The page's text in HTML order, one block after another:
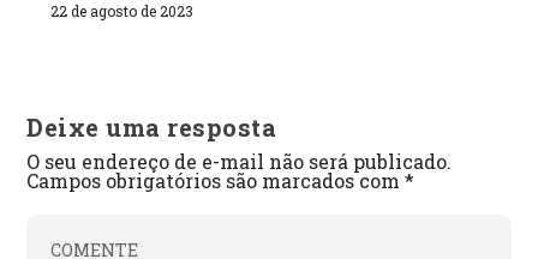
22 de agosto de 2023
Deixe uma resposta
O seu endereço de e-mail não será publicado.
Campos obrigatórios são marcados com*